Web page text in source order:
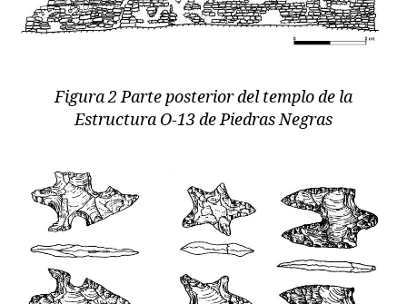
Figura 2 Parte posterior del templo de la
Estructura O-13 de Piedras Negras